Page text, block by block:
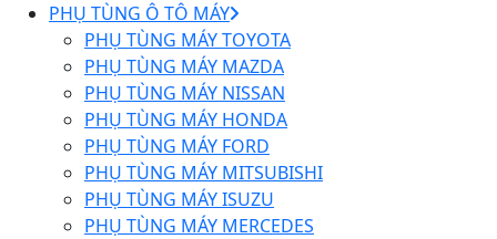
PHỤ TÙNG Ô TÔ MÁY
PHỤ TÙNG MÁY TOYOTA
PHỤ TÙNG MÁY MAZDA
PHỤ TÙNG MÁY NISSAN
PHỤ TÙNG MÁY HONDA
PHỤ TÙNG MÁY FORD
PHỤ TÙNG MÁY MITSUBISHI
PHỤ TÙNG MÁY ISUZU
PHỤ TÙNG MÁY MERCEDES